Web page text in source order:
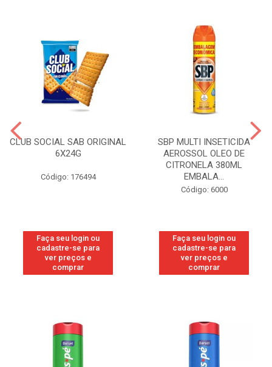
CLUB SOCIAL SAB ORIGINAL
6X24G
Código: 176494
Faça seu login ou
cadastre-se para
ver preços e
comprar
SBP MULTI INSETICIDA
AEROSSOL OLEO DE
CITRONELA 380ML
EMBALA...
Código: 6000
Faça seu login ou
cadastre-se para
ver preços e
comprar